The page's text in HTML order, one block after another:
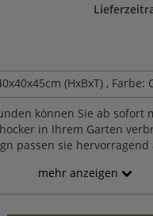
(HxBxT) , Farbe:
können Sie ab sofort
in Ihrem Garten
passen sie hervorragend
Durch das Gestein
Maserung und Sie
mehr anzeigen